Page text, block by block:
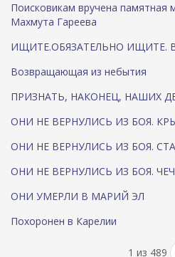
Поисковикам вручена памятная
Махмута Гареева
ИЩИТЕ.ОБЯЗАТЕЛЬНО ИЩИТЕ.
Возвращающая из небытия
ПРИЗНАТЬ, НАКОНЕЦ, НАШИХ
ОНИ НЕ ВЕРНУЛИСЬ ИЗ БОЯ.
ОНИ НЕ ВЕРНУЛИСЬ ИЗ БОЯ.
ОНИ НЕ ВЕРНУЛИСЬ ИЗ БОЯ.
ОНИ УМЕРЛИ В МАРИЙ ЭЛ
Похоронен в Карелии
1 из 489